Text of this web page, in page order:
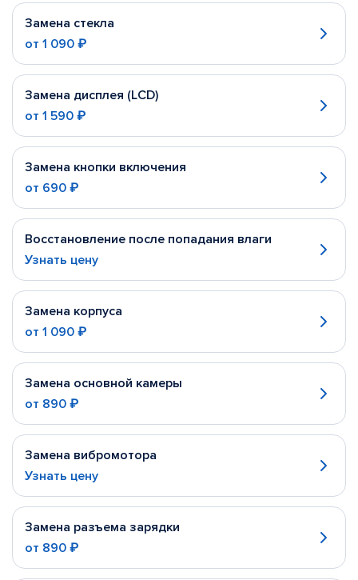
Замена стекла
от 1 090 ₽
Замена дисплея (LCD)
от 1 590 ₽
Замена кнопки включения
от 690 ₽
Восстановление после попадания влаги
Узнать цену
Замена корпуса
от 1 090 ₽
Замена основной камеры
от 890 ₽
Замена вибромотора
Узнать цену
Замена разъема зарядки
от 890 ₽